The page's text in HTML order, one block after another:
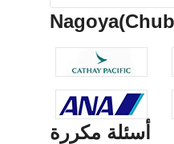
أسئلة مكررة